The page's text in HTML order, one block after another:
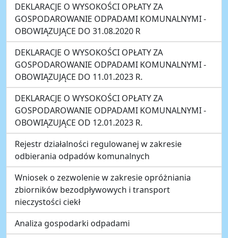
DEKLARACJE O WYSOKOŚCI OPŁATY ZA
GOSPODAROWANIE ODPADAMI KOMUNALNYMI -
OBOWIĄZUJĄCE DO 31.08.2020 R
DEKLARACJE O WYSOKOŚCI OPŁATY ZA
GOSPODAROWANIE ODPADAMI KOMUNALNYMI -
OBOWIĄZUJĄCE DO 11.01.2023 R.
DEKLARACJE O WYSOKOŚCI OPŁATY ZA
GOSPODAROWANIE ODPADAMI KOMUNALNYMI -
OBOWIĄZUJĄCE OD 12.01.2023 R.
Rejestr działalności regulowanej w zakresie
odbierania odpadów komunalnych
Wniosek o zezwolenie w zakresie opróżniania
zbiorników bezodpływowych i transport
nieczystości ciekł
Analiza gospodarki odpadami